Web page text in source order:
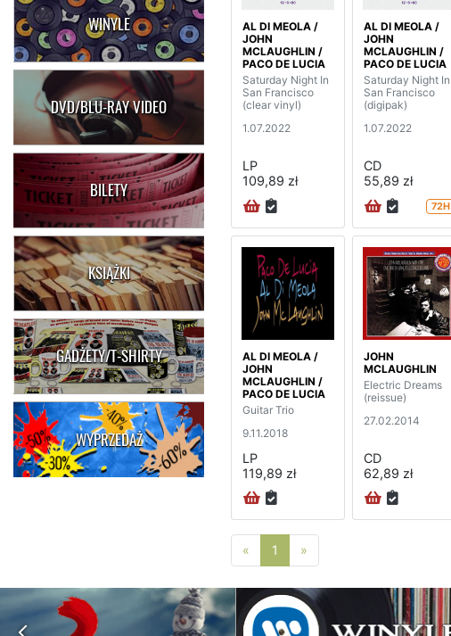
WINYLE
DVD/BLU-RAY VIDEO
BILETY
KSIĄŻKI
GADŻETY/T-SHIRTY
WYPRZEDAŻ
AL DI MEOLA /
JOHN
MCLAUGHLIN /
PACO DE LUCIA
Saturday Night In
San Francisco
(clear vinyl)
1.07.2022
LP
109,89 zł
AL DI MEOLA /
JOHN
MCLAUGHLIN /
PACO DE LUCIA
Saturday Night In
San Francisco
(digipak)
1.07.2022
CD
55,89 zł
72H
AL DI MEOLA /
JOHN
MCLAUGHLIN /
PACO DE LUCIA
Guitar Trio
9.11.2018
LP
119,89 zł
JOHN
MCLAUGHLIN
Electric Dreams
(reissue)
27.02.2014
CD
62,89 zł
« Poprzednia strona
1 »